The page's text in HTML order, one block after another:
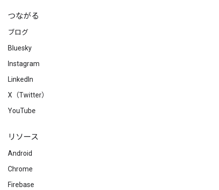
つながる
ブログ
Bluesky
Instagram
LinkedIn
X（Twitter）
YouTube
リソース
Android
Chrome
Firebase